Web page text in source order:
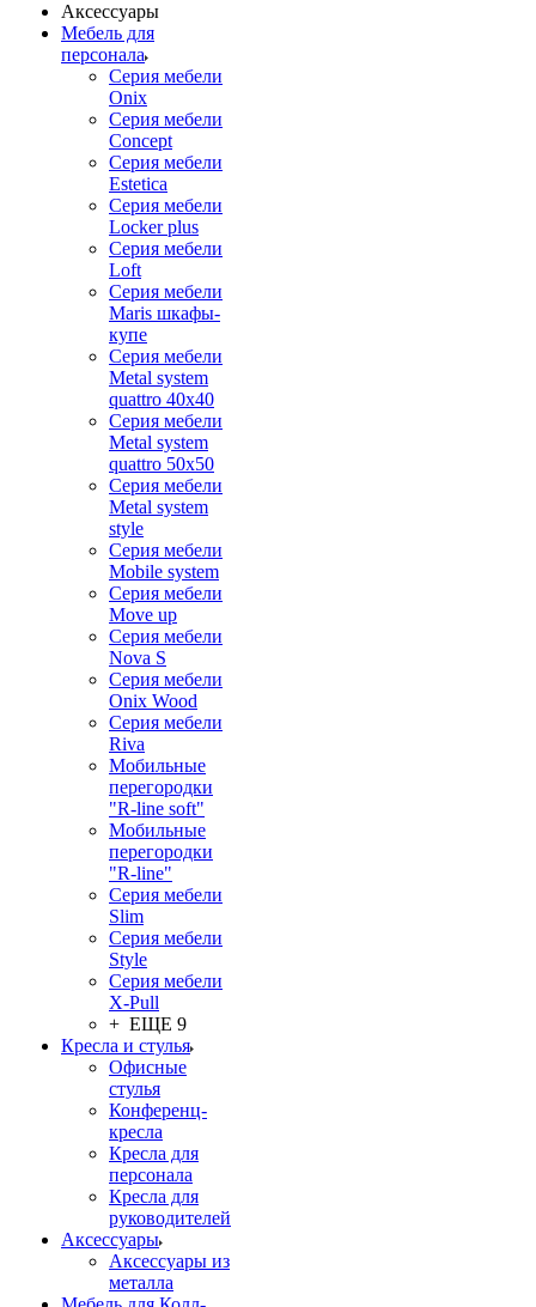
Аксессуары
Мебель для
персонала
Серия мебели
Onix
Серия мебели
Concept
Серия мебели
Estetica
Серия мебели
Locker plus
Серия мебели
Loft
Серия мебели
Maris шкафы-
купе
Серия мебели
Metal system
quattro 40x40
Серия мебели
Metal system
quattro 50x50
Серия мебели
Metal system
style
Серия мебели
Mobile system
Серия мебели
Move up
Серия мебели
Nova S
Серия мебели
Onix Wood
Серия мебели
Riva
Мобильные
перегородки
"R-line soft"
Мобильные
перегородки
"R-line"
Серия мебели
Slim
Серия мебели
Style
Серия мебели
X-Pull
+ ЕЩЕ 9
Кресла и стулья
Офисные
стулья
Конференц-
кресла
Кресла для
персонала
Кресла для
руководителей
Аксессуары
Аксессуары из
металла